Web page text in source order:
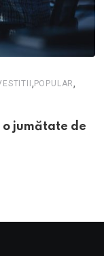
, POPULAR,
o jumătate de